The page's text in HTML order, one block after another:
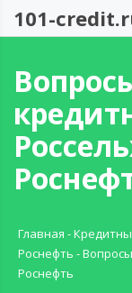
101-
Главная -
Роснефть -
Роснефть